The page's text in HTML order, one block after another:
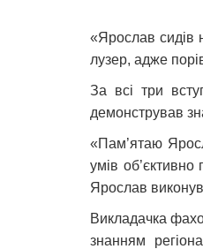
«Ярослав сидів
лузер, адже
За всі три
демонстрував
«Пам’ятаю
умів
Ярослав
Викладачка
знанням